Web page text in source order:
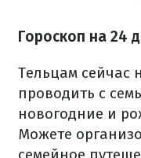
Гороскоп на 24
Тельцам сейчас
проводить с
новогодние и
Можете
семейное